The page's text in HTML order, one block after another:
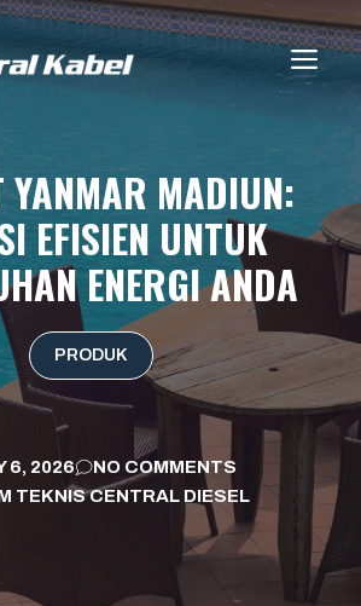
YANMAR MADIUN:
EFISIEN UNTUK
ENERGI ANDA
PRODUK
6, 2026
NO COMMENTS
TEKNIS CENTRAL DIESEL